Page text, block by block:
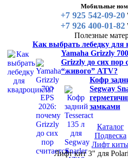
Мобильные
+7 925 542-09-20
+7 926 400-01-82
Полезные
Как выбрать лебедку для
Yamaha Grizzly
Grizzly до сих пор
“живого” ATV?
Кофр
Segway
замками
Каталог
Подвеска
Лифт
Лифт кит 3" для